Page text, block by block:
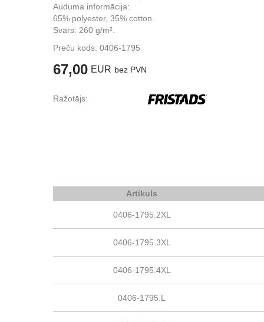
Auduma informācija:
65% polyester, 35% cotton.
Svars: 260 g/m².
Preču kods: 0406-1795
67,00 EUR bez PVN
Ražotājs:
Artikuls
0406-1795.2XL
0406-1795.3XL
0406-1795.4XL
0406-1795.L